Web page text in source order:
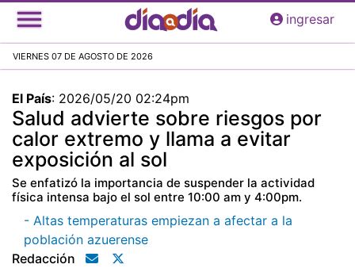
Pasar
al
principal
ingresar
VIERNES 07 DE AGOSTO DE 2026
El País: 2026/05/20 02:24pm
Salud advierte sobre riesgos por
calor extremo y llama a evitar
exposición al sol
Se enfatizó la importancia de suspender la actividad
física intensa bajo el sol entre 10:00 am y 4:00pm.
- Altas temperaturas empiezan a afectar a la
población azuerense
Redacción